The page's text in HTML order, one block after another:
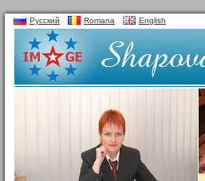
Русский Romana English